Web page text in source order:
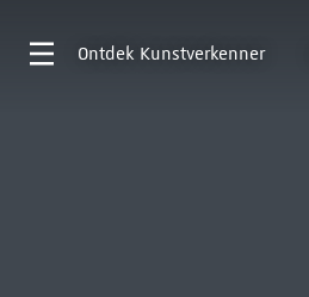
Ontdek Kunstverkenner